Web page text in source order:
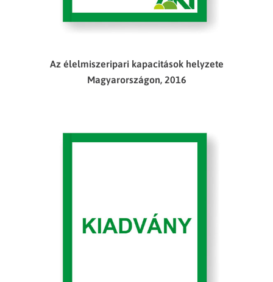
Az élelmiszeripari kapacitások helyzete
Magyarországon, 2016